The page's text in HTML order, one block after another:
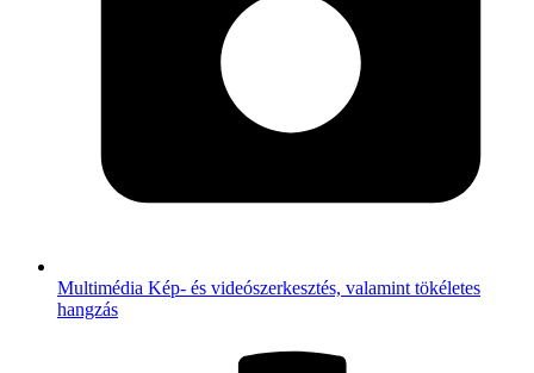
Multimédia Kép- és videószerkesztés, valamint tökéletes
hangzás